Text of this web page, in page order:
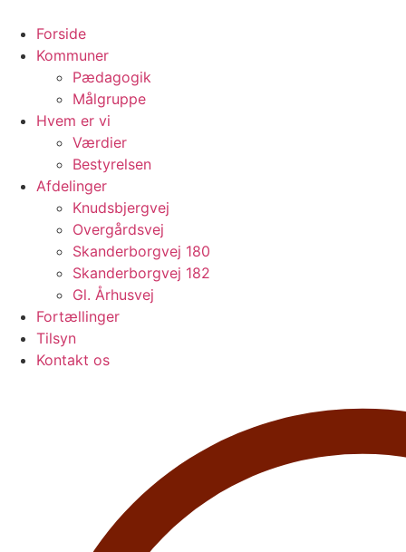
Forside
Kommuner
Pædagogik
Målgruppe
Hvem er vi
Værdier
Bestyrelsen
Afdelinger
Knudsbjergvej
Overgårdsvej
Skanderborgvej 180
Skanderborgvej 182
Gl. Århusvej
Fortællinger
Tilsyn
Kontakt os